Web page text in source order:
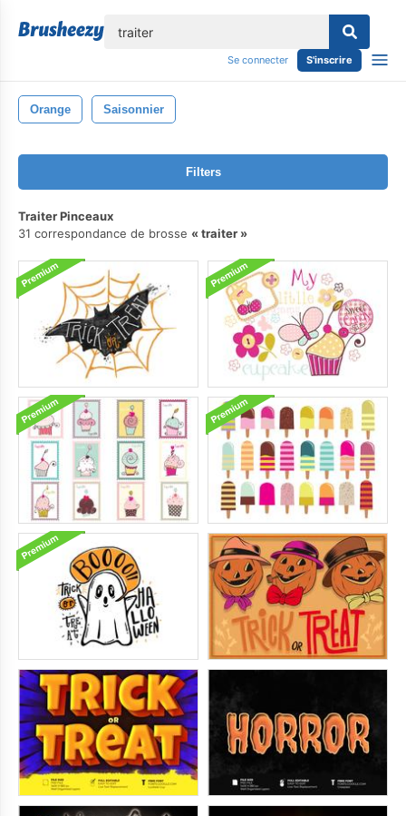
Se connecter S'inscrire
Orange Saisonnier
Filters
Traiter Pinceaux
31 correspondance de brosse
traiter